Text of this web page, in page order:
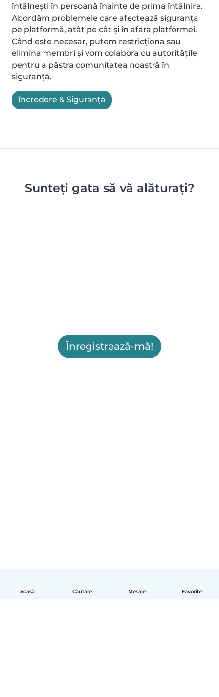
Acasă Căutare Mesaje Favorite
întâlnești în persoană înainte de prima întâlnire.
Abordăm problemele care afectează siguranța
pe platformă, atât pe cât și în afara platformei.
Când este necesar, putem restricționa sau
elimina membri și vom colabora cu autoritățile
pentru a păstra comunitatea noastră în
siguranță.
Încredere & Siguranță
Sunteți gata să vă alăturați?
Înregistrează-mă!